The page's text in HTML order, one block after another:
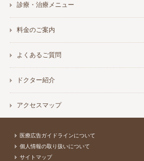
診療・治療メニュー
料金のご案内
よくあるご質問
ドクター紹介
アクセスマップ
医療広告ガイドラインについて
個人情報の取り扱いについて
サイトマップ